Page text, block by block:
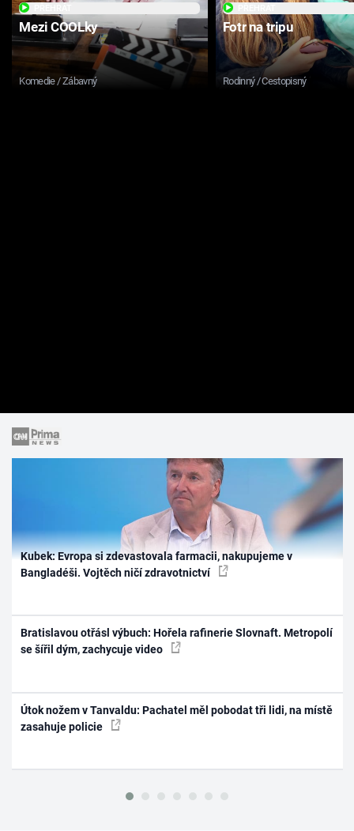
Mezi COOLky
Komedie / Zábavný
Fotr na tripu
Rodinný / Cestopisný
Kubek: Evropa si zdevastovala farmacii, nakupujeme v
Bangladéši. Vojtěch ničí zdravotnictví
Bratislavou otřásl výbuch: Hořela rafinerie Slovnaft. Metropolí
se šířil dým, zachycuje video
Útok nožem v Tanvaldu: Pachatel měl pobodat tři lidi, na místě
zasahuje policie